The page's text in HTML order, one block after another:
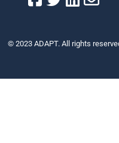
© 2023 ADAPT. All rights